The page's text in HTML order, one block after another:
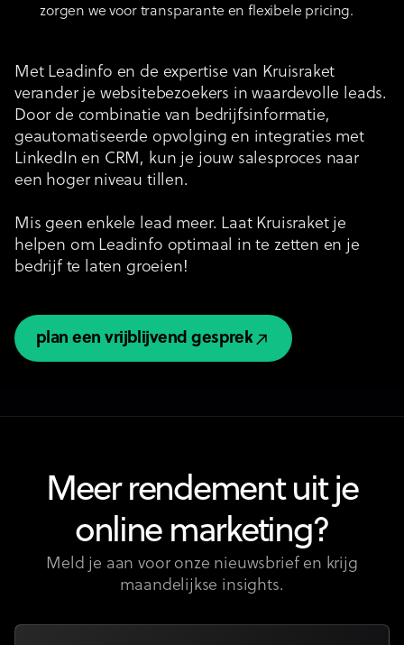
zorgen we voor transparante en flexibele pricing.
Met Leadinfo en de expertise van Kruisraket
verander je websitebezoekers in waardevolle leads.
Door de combinatie van bedrijfsinformatie,
geautomatiseerde opvolging en integraties met
LinkedIn en CRM, kun je jouw salesproces naar
een hoger niveau tillen.
Mis geen enkele lead meer. Laat Kruisraket je
helpen om Leadinfo optimaal in te zetten en je
bedrijf te laten groeien!
plan een vrijblijvend gesprek
plan een vrijblijvend gesprek
Meer rendement uit je
online marketing?
Meld je aan voor onze nieuwsbrief en krijg
maandelijkse insights.